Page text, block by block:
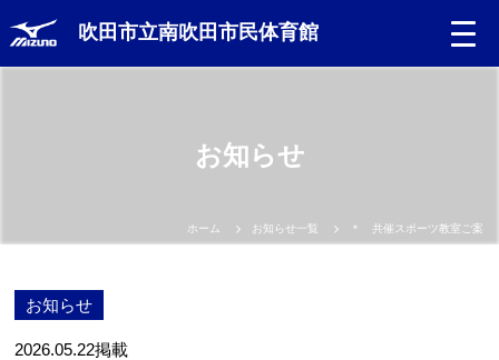
吹田市立南吹田市民体育館
お知らせ
ホーム お知らせ一覧 ＊ 共催スポーツ教室ご案
お知らせ
2026.05.22掲載